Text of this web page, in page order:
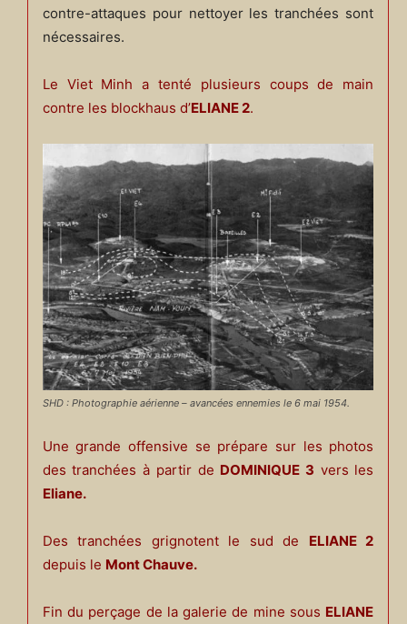
contre-attaques pour nettoyer les tranchées sont
nécessaires.
Le Viet Minh a tenté plusieurs coups de main
contre les blockhaus d’ELIANE 2.
SHD : Photographie aérienne – avancées ennemies le 6 mai 1954.
Une grande offensive se prépare sur les photos
des tranchées à partir de DOMINIQUE 3 vers les
Eliane.
Des tranchées grignotent le sud de ELIANE 2
depuis le Mont Chauve.
Fin du perçage de la galerie de mine sous ELIANE